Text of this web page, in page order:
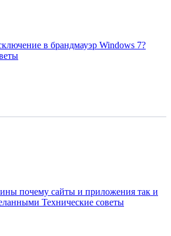
в брандмауэр Windows 7?
почему сайты и приложения так и
Технические советы